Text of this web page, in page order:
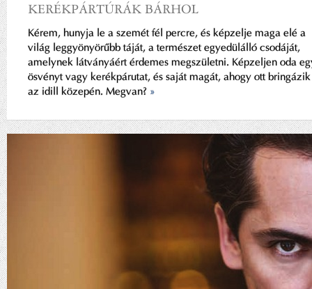
KERÉKPÁRTÚRÁK BÁRHOL
Kérem, hunyja le a szemét fél percre, és képzelje maga elé a
világ leggyönyörűbb táját, a természet egyedülálló csodáját,
amelynek látványáért érdemes megszületni. Képzeljen oda
ösvényt vagy kerékpárutat, és saját magát, ahogy ott bringázik
az idill közepén. Megvan? »